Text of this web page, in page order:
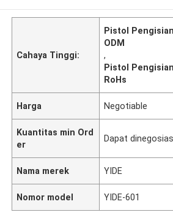
Cahaya Tinggi:
Pistol
ODM
,
Pistol
RoHs
Harga Negotiable
Kuantitas min Ord
er
Dapat
Nama merek YIDE
Nomor model YIDE-601